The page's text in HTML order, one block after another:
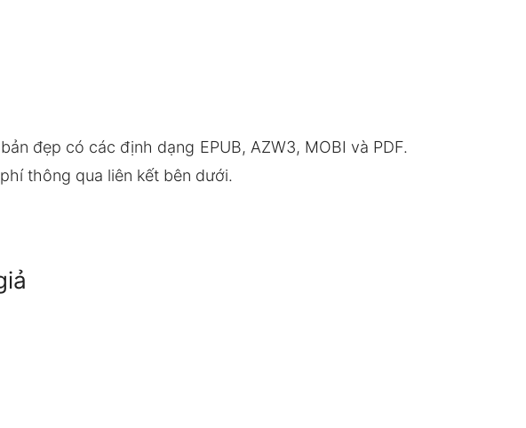
đẹp có các định dạng EPUB, AZW3, MOBI và PDF.
thông qua liên kết bên dưới.